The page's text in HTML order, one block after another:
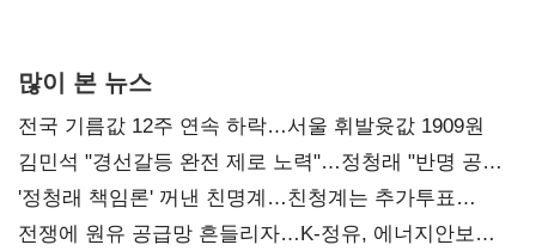
많이 본 뉴스
전국 기름값 12주 연속 하락…서울 휘발윳값 1909원
김민석 "경선갈등 완전 제로 노력"…정청래 "반명 공세
사과부터"
'정청래 책임론' 꺼낸 친명계…친청계는 추가투표
때리기
전쟁에 원유 공급망 흔들리자…K-정유, 에너지안보